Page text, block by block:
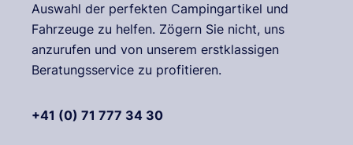
Auswahl der perfekten Campingartikel und
Fahrzeuge zu helfen. Zögern Sie nicht, uns
anzurufen und von unserem erstklassigen
Beratungsservice zu profitieren.
+41 (0) 71 777 34 30